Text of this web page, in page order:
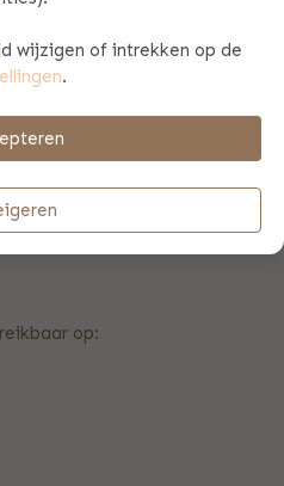
op:
wijzigen of intrekken op de
.